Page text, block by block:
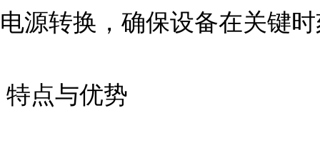
电源转换，确保设备在关键